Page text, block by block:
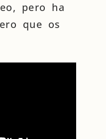
pero ha
que os